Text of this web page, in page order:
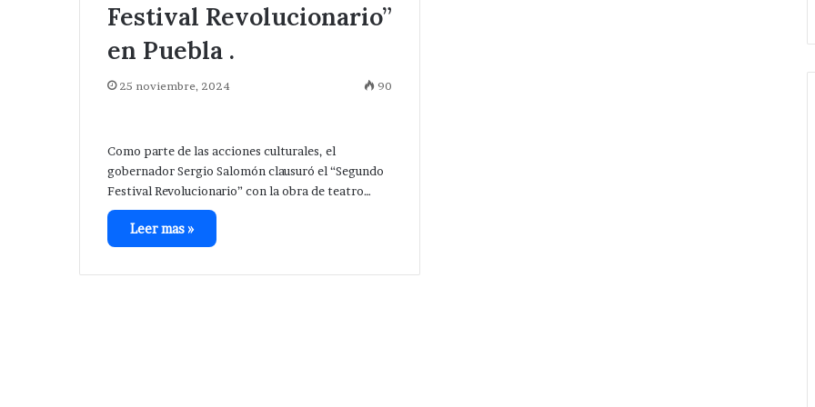
Festival Revolucionario”
en Puebla .
25 noviembre, 2024 90
Como parte de las acciones culturales, el
gobernador Sergio Salomón clausuró el “Segundo
Festival Revolucionario” con la obra de teatro…
Leer mas »